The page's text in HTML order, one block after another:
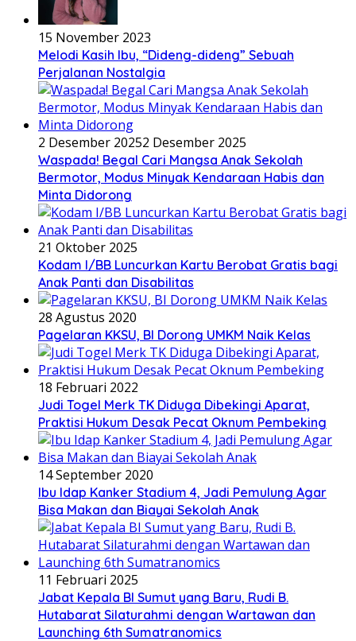
15 November 2023
Melodi Kasih Ibu, “Dideng-dideng” Sebuah
Perjalanan Nostalgia
2 Desember 20252 Desember 2025
Waspada! Begal Cari Mangsa Anak Sekolah
Bermotor, Modus Minyak Kendaraan Habis dan
Minta Didorong
21 Oktober 2025
Kodam I/BB Luncurkan Kartu Berobat Gratis bagi
Anak Panti dan Disabilitas
28 Agustus 2020
Pagelaran KKSU, BI Dorong UMKM Naik Kelas
18 Februari 2022
Judi Togel Merk TK Diduga Dibekingi Aparat,
Praktisi Hukum Desak Pecat Oknum Pembeking
14 September 2020
Ibu Idap Kanker Stadium 4, Jadi Pemulung Agar
Bisa Makan dan Biayai Sekolah Anak
11 Februari 2025
Jabat Kepala BI Sumut yang Baru, Rudi B.
Hutabarat Silaturahmi dengan Wartawan dan
Launching 6th Sumatranomics